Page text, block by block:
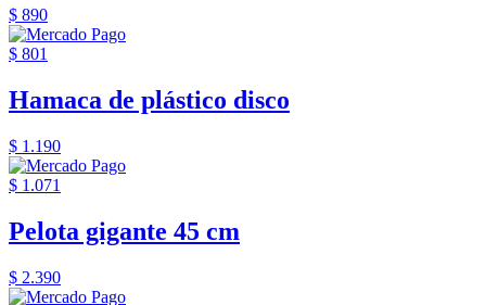
$ 890
$ 801
Hamaca de plástico disco
$ 1.190
$ 1.071
Pelota gigante 45 cm
$ 2.390